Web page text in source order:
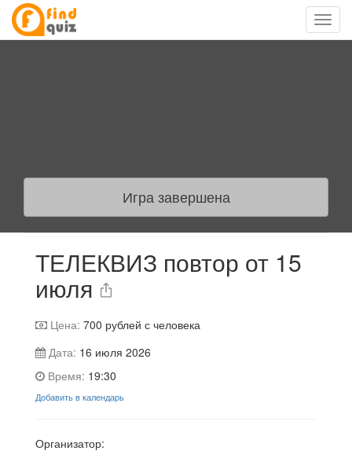
Игра завершена
ТЕЛЕКВИЗ повтор от 15
июля
Цена: 700 рублей с человека
Дата: 16 июля 2026
Время: 19:30
Добавить в календарь
Организатор: